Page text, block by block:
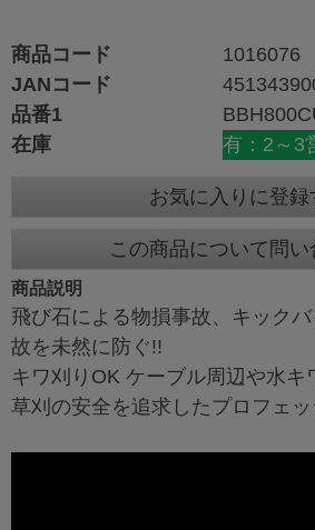
商品コード
1016076
JANコード
品番1
在庫
有：2～3
お気に入りに登録
この商品について問い
商品説明
飛び石による物損事故、キック
故を未然に防ぐ!!
キワ刈りOK ケーブル周辺や水キ
草刈の安全を追求したプロフェ